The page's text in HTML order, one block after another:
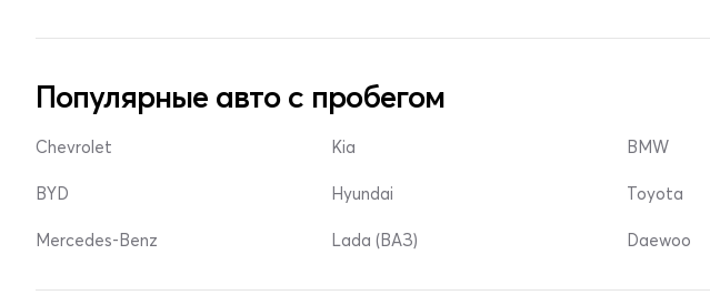
Популярные авто с пробегом
Chevrolet
BYD
Mercedes-Benz
Kia
Hyundai
Lada (ВАЗ)
BMW
Toyota
Daewoo